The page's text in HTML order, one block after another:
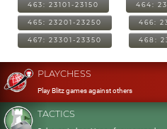
463: 23101-23150 464:
465: 23201-23250 466:
467: 23301-23350 468:
PLAYCHESS
Play Blitz games against others
TACTICS